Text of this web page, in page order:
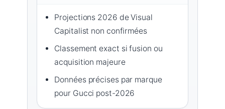
Projections 2026 de Visual
Capitalist non confirmées
Classement exact si fusion ou
acquisition majeure
Données précises par marque
pour Gucci post-2026